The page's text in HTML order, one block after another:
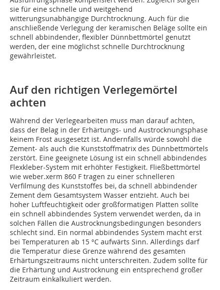
sie für eine schnelle und weitgehend
witterungsunabhängige Durchtrocknung. Auch für die
anschließende Verlegung der keramischen Beläge sollte ein
schnell abbindender, flexibler Dünnbettmörtel genutzt
werden, der eine möglichst schnelle Durchtrocknung
gewährleistet.
Auf den richtigen Verlegemörtel
achten
Während der Verlegearbeiten muss man darauf achten,
dass der Belag in der Erhärtungs- und Austrocknungsphase
keinem Frost ausgesetzt ist. Andernfalls würde sowohl die
Zement- als auch die Kunststoffmatrix des Dünnbettmörtels
zerstört. Eine geeignete Lösung ist ein schnell abbindendes
Flexkleber-System mit erhöhter Festigkeit. Fließbettmörtel
wie weber.xerm 860 F tragen zu einer schnelleren
Verfilmung des Kunststoffes bei, da schnell abbindender
Zement dem Gesamtsystem Wasser entzieht. Auch bei
hoher Luftfeuchtigkeit oder großformatigen Platten sollte
ein schnell abbindendes System verwendet werden, da in
solchen Fällen die Austrocknungsbedingungen besonders
schlecht sind. Ein normal abbindendes System macht erst
bei Temperaturen ab 15 °C aufwärts Sinn. Allerdings darf
die Temperatur diese Grenze während des gesamten
Erhärtungszeitraums nicht unterschreiten. Zudem sollte für
die Erhärtung und Austrocknung ein entsprechend großer
Zeitraum einkalkuliert werden.